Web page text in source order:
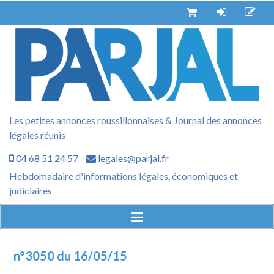
Les petites annonces roussillonnaises & Journal des annonces
légales réunis
04 68 51 24 57
legales@parjal.fr
Hebdomadaire d'informations légales, économiques et
judiciaires
n°3050 du 16/05/15